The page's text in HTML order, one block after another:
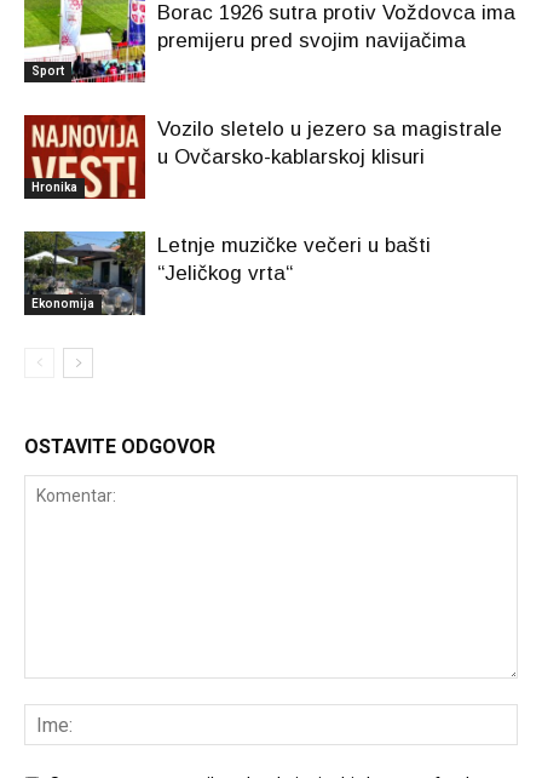
Sport
Borac 1926 sutra protiv Voždovca ima
premijeru pred svojim navijačima
Hronika
Vozilo sletelo u jezero sa magistrale
u Ovčarsko-kablarskoj klisuri
Ekonomija
Letnje muzičke večeri u bašti
“Jeličkog vrta“
OSTAVITE ODGOVOR